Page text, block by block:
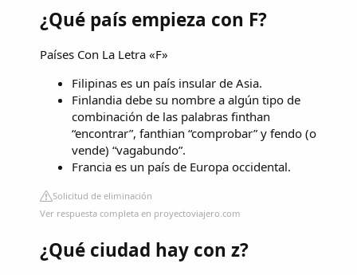
¿Qué país empieza con F?
Países Con La Letra «F»
Filipinas es un país insular de Asia.
Finlandia debe su nombre a algún tipo de
combinación de las palabras finthan
“encontrar”, fanthian “comprobar” y fendo (o
vende) “vagabundo”.
Francia es un país de Europa occidental.
Solicitud de eliminación
Ver respuesta completa en proyectoviajero.com
¿Qué ciudad hay con z?